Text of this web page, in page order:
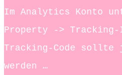
Im Analytics Konto
Property ->
Tracking-Code sollte
werden …